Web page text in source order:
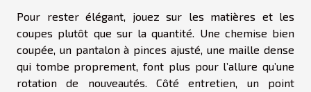
Pour rester élégant, jouez sur les matières et les
coupes plutôt que sur la quantité. Une chemise bien
coupée, un pantalon à pinces ajusté, une maille dense
qui tombe proprement, font plus pour l’allure qu’une
rotation de nouveautés. Côté entretien, un point